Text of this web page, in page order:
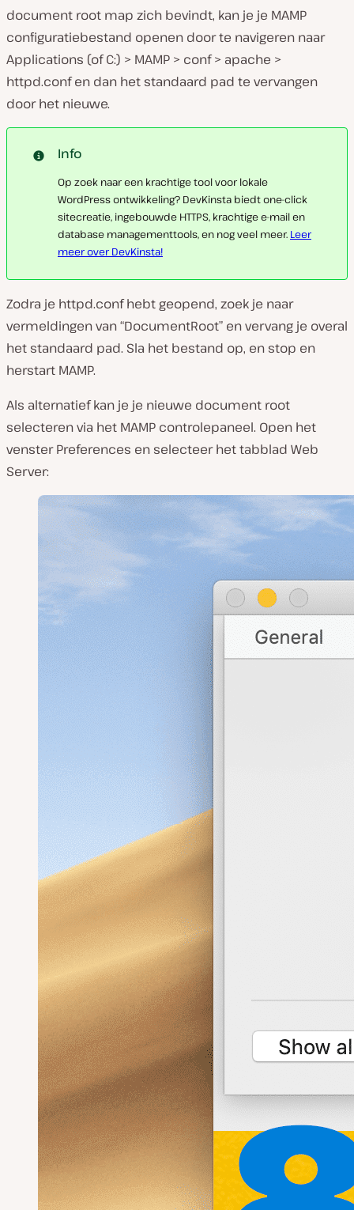
document root map zich bevindt, kan je je MAMP
configuratiebestand openen door te navigeren naar
Applications (ofC:) > MAMP > conf > apache >
httpd.confen dan het standaard pad te vervangen
door het nieuwe.
Info
Op zoek naar een krachtige tool voor lokale
WordPress ontwikkeling? DevKinsta biedt one-click
sitecreatie, ingebouwde HTTPS, krachtige e-mail en
database managementtools, en nog veel meer. Leer
meer over DevKinsta!
Zodra je httpd.confhebt geopend, zoek je naar
vermeldingen van “DocumentRoot” en vervang je overal
het standaard pad. Sla het bestand op, en stop en
herstart MAMP.
Als alternatief kan je je nieuwe document root
selecteren via het MAMP controlepaneel. Open het
vensterPreferences en selecteer het tabblad Web
Server: